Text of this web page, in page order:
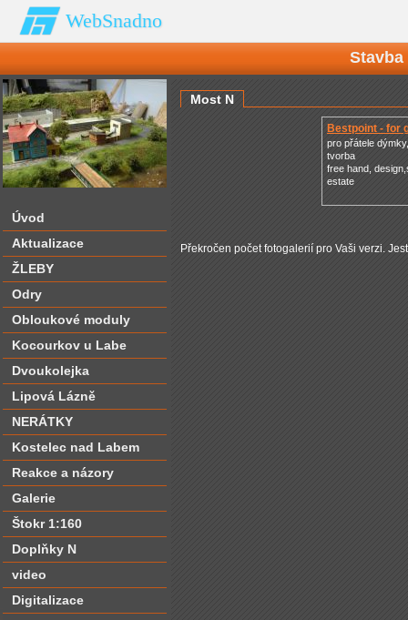
WebSnadno
Úvod
Aktualizace
ŽLEBY
Odry
Obloukové moduly
Kocourkov u Labe
Dvoukolejka
Lipová Lázně
NERÁTKY
Kostelec nad Labem
Reakce a názory
Galerie
Štokr 1:160
Doplňky N
video
Digitalizace
Most N
Bestpoint - for
pro přátele
tvorba
free hand,
estate
Překročen počet fotogalerií pro Vaši verzi.